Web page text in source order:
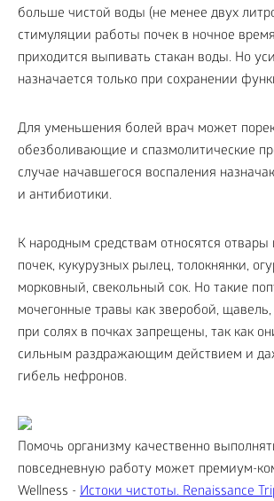
больше чистой воды (не менее двух
стимуляции работы почек в ночное
приходится выпивать стакан воды. Но
назначается только при сохранении
Для уменьшения болей врач может
обезболивающие и спазмолитические
случае начавшегося воспаления
и антибиотики.
К народным средствам относятся
почек, кукурузных рылец, толокнянки,
морковный, свекольный сок. Но такие
мочегонные травы как зверобой,
при солях в почках запрещены, так как
сильным раздражающим действием и
гибель нефронов.
Помочь организму качественно
повседневную работу может премиум-
Wellness - Истоки чистоты. Renaissance